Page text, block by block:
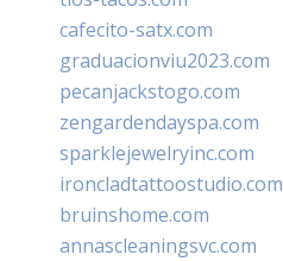
cafecito-satx.com
graduacionviu2023.com
pecanjackstogo.com
zengardendayspa.com
sparklejewelryinc.com
ironcladtattoostudio.com
bruinshome.com
annascleaningsvc.com